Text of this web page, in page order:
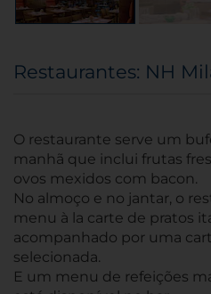
Restaurantes: NH
O restaurante serve um
manhã que inclui frutas
ovos mexidos com bacon.
No almoço e no jantar, o
menu à la carte de pratos
acompanhado por uma
selecionada.
E um menu de refeições